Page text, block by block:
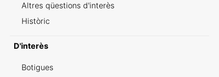
Altres qüestions d'interès
Històric
D'interès
Botigues